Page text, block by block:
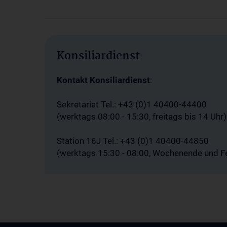
Konsiliardienst
Kontakt Konsiliardienst:
Sekretariat Tel.: +43 (0)1 40400-44400
(werktags 08:00 - 15:30, freitags bis 14 Uhr)
Station 16J Tel.: +43 (0)1 40400-44850
(werktags 15:30 - 08:00, Wochenende und